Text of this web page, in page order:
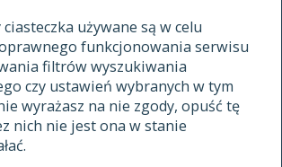
używane są w celu
funkcjonowania serwisu
filtrów wyszukiwania
czy ustawień wybranych w tym
wyrażasz na nie zgody, opuść tę
nich nie jest ona w stanie
hasła
I XVIII WIEKU
znajdź hasła
się od